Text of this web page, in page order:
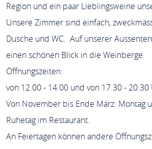
Region und ein paar Lieblingsweine
Unsere Zimmer sind einfach,
Dusche und WC. Auf unserer
einen schönen Blick in die Weinberge.
Öffnungszeiten:
von 12.00 - 14.00 und von 17.30 - 20.30
Von November bis Ende März: Montag
Ruhetag im Restaurant.
An Feiertagen können andere